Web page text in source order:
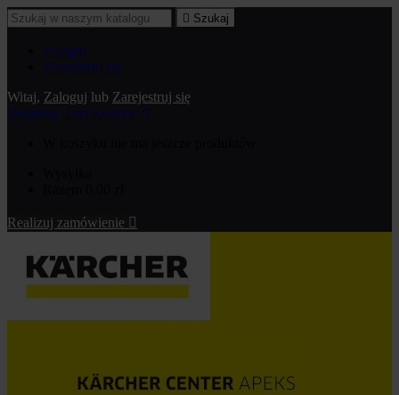
 Szukaj
Zaloguj
Zarejestruj się
Witaj, Zaloguj lub Zarejestruj się
shopping_cart Koszyk: 0
Realizuj zamówienie 